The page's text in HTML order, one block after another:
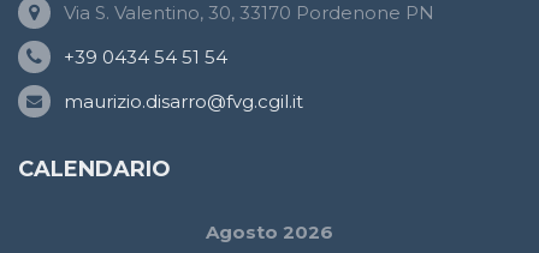
Via S. Valentino, 30, 33170 Pordenone PN
+39 0434 54 51 54
maurizio.disarro@fvg.cgil.it
CALENDARIO
Agosto 2026